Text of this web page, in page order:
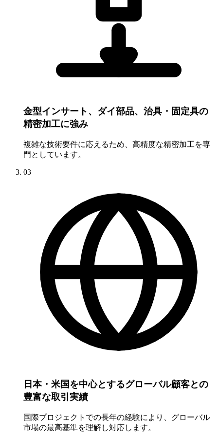
金型インサート、ダイ部品、治具・固定具の
精密加工に強み
複雑な技術要件に応えるため、高精度な精密加工を専
門としています。
03
日本・米国を中心とするグローバル顧客との
豊富な取引実績
国際プロジェクトでの長年の経験により、グローバル
市場の最高基準を理解し対応します。